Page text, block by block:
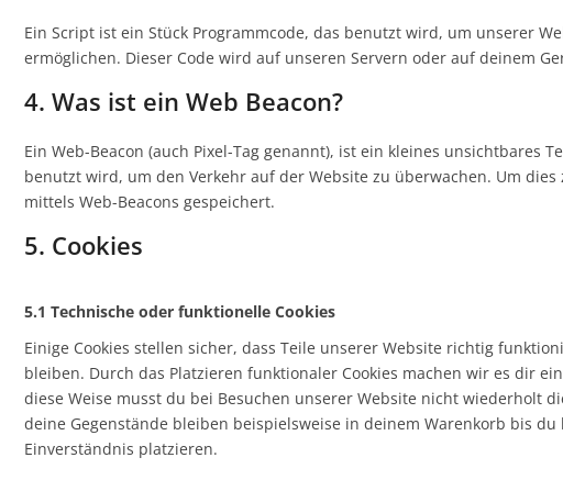
Ein Script ist ein Stück Programmcode, das benutzt wird, um unserer
ermöglichen. Dieser Code wird auf unseren Servern oder auf deinem
4. Was ist ein Web Beacon?
Ein Web-Beacon (auch Pixel-Tag genannt), ist ein kleines unsichtbares
benutzt wird, um den Verkehr auf der Website zu überwachen. Um
mittels Web-Beacons gespeichert.
5. Cookies
5.1 Technische oder funktionelle Cookies
Einige Cookies stellen sicher, dass Teile unserer Website richtig
bleiben. Durch das Platzieren funktionaler Cookies machen wir es dir
diese Weise musst du bei Besuchen unserer Website nicht wiederholt
deine Gegenstände bleiben beispielsweise in deinem Warenkorb bis
Einverständnis platzieren.